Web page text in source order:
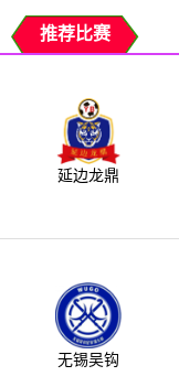
推荐比赛
延边龙鼎
无锡吴钩